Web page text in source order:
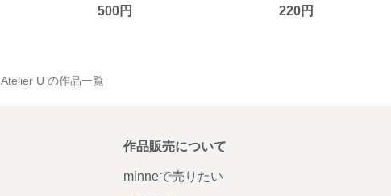
500円 220円
Atelier U の作品一覧
作品販売について
minneで売りたい